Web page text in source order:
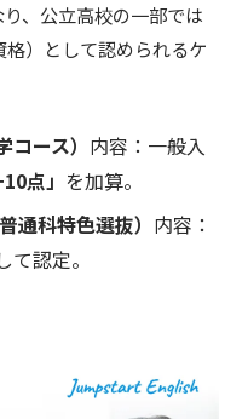
、公立高校の一部では
格）として認められるケ
ース） 内容：一般入
点」 を加算。
通科特色選抜） 内容：
認定。